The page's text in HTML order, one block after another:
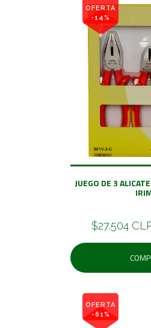
OFERTA
-14%
JUEGO DE 3
$27.504
OFERTA
-61%